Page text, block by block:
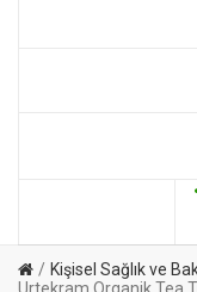
Kişisel Sağlık ve